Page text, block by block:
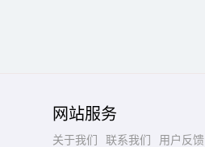
网站服务
关于我们 联系我们
用户反馈